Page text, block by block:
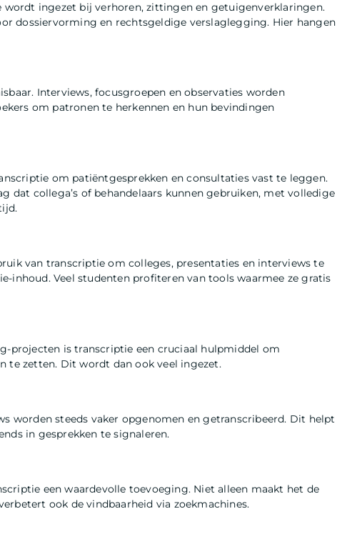
ingezet bij verhoren, zittingen en getuigenverklaringen.
dossiervorming en rechtsgeldige verslaglegging. Hier hangen
Interviews, focusgroepen en observaties worden
om patronen te herkennen en hun bevindingen
om patiëntgesprekken en consultaties vast te leggen.
dat collega’s of behandelaars kunnen gebruiken, met volledige
van transcriptie om colleges, presentaties en interviews te
inhoud. Veel studenten profiteren van tools waarmee ze gratis
projecten is transcriptie een cruciaal hulpmiddel om
te zetten. Dit wordt dan ook veel ingezet.
worden steeds vaker opgenomen en getranscribeerd. Dit helpt
in gesprekken te signaleren.
een waardevolle toevoeging. Niet alleen maakt het de
ook de vindbaarheid via zoekmachines.